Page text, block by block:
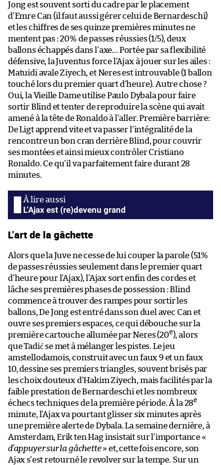
Jong est souvent sorti du cadre par le placement
d’Emre Can (il faut aussi gérer celui de Bernardeschi)
et les chiffres de ses quinze premières minutes ne
mentent pas : 20% de passes réussies (1/5), deux
ballons échappés dans l’axe… Portée par sa flexibilité
défensive, la Juventus force l’Ajax à jouer sur les ailes :
Matuidi avale Ziyech, et Neres est introuvable (1 ballon
touché lors du premier quart d’heure). Autre chose ?
Oui, la Vieille Dame utilise Paulo Dybala pour faire
sortir Blind et tenter de reproduire la scène qui avait
amené à la tête de Ronaldo à l’aller. Première barrière:
De Ligt apprend vite et va passer l’intégralité de la
rencontre un bon cran derrière Blind, pour couvrir
ses montées et ainsi mieux contrôler Cristiano
Ronaldo. Ce qu’il va parfaitement faire durant 28
minutes.
L’Ajax est (re)devenu grand
L’art de la gâchette
Alors que la Juve ne cesse de lui couper la parole (51%
de passes réussies seulement dans le premier quart
d’heure pour l’Ajax), l’Ajax sort enfin des cordes et
lâche ses premières phases de possession : Blind
commence à trouver des rampes pour sortir les
ballons, De Jong est entré dans son duel avec Can et
ouvre ses premiers espaces, ce qui débouche sur la
première cartouche allumée par Neres (20e), alors
que Tadić se met à mélanger les pistes. Le jeu
amstellodamois, construit avec un faux 9 et un faux
10, dessine ses premiers triangles, souvent brisés par
les choix douteux d’Hakim Ziyech, mais facilités par la
faible prestation de Bernardeschi et les nombreux
échecs techniques de la première période. À la 28e
minute, l’Ajax va pourtant glisser six minutes après
une première alerte de Dybala. La semaine dernière, à
Amsterdam, Erik ten Hag insistait sur l’importance «
d’appuyer sur la gâchette» et, cette fois encore, son
Ajax s’est retourné le revolver sur la tempe. Sur un